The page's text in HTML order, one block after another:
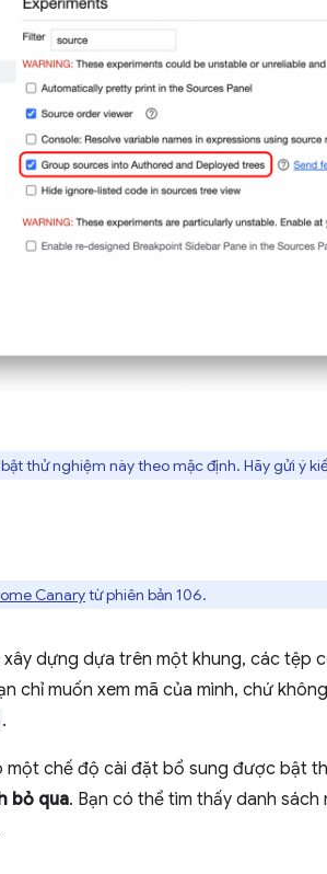
thử nghiệm này theo mặc định. Hãy gửi ý
Canarytừ phiên bản 106.
dựng dựa trên một khung, các tệp
chỉ muốn xem mã của mình, chứ
.
một chế độ cài đặt bổ sung được bật
bỏ qua. Bạn có thể tìm thấy danh sách